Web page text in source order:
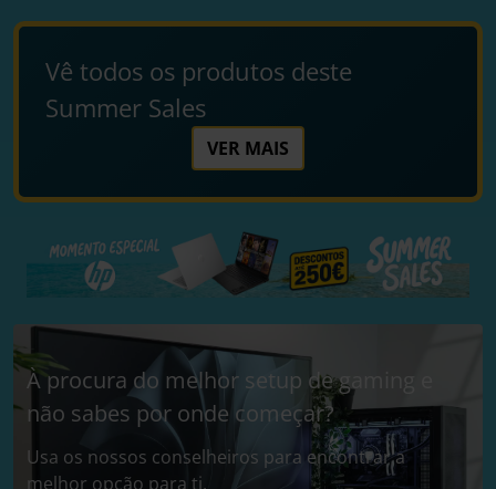
Vê todos os produtos deste
Summer Sales
VER MAIS
À procura do melhor setup de gaming e
não sabes por onde começar?
Usa os nossos conselheiros para encontrar a
melhor opção para ti.